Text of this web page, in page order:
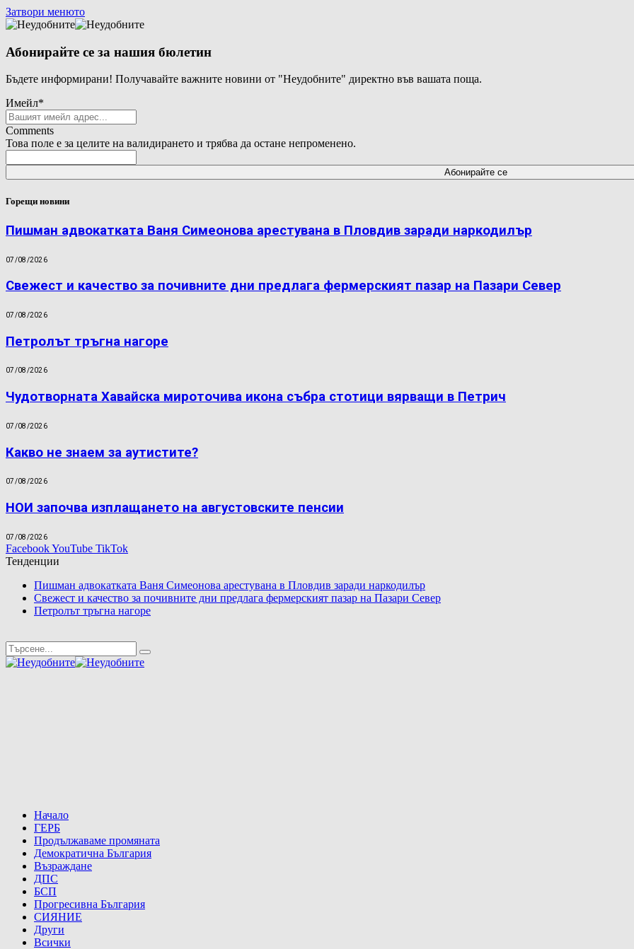
Затвори менюто
Абонирайте се за нашия бюлетин
Бъдете информирани! Получавайте важните новини от "Неудобните" директно във вашата поща.
Имейл*
Comments
Това поле е за целите на валидирането и трябва да остане непроменено.
Горещи новини
Пишман адвокатката Ваня Симеонова арестувана в Пловдив заради наркодилър
07/08/2026
Свежест и качество за почивните дни предлага фермерският пазар на Пазари Север
07/08/2026
Петролът тръгна нагоре
07/08/2026
Чудотворната Хавайска мироточива икона събра стотици вярващи в Петрич
07/08/2026
Какво не знаем за аутистите?
07/08/2026
НОИ започва изплащането на августовските пенсии
07/08/2026
FacebookYouTube TikTok
Тенденции
Пишман адвокатката Ваня Симеонова арестувана в Пловдив заради наркодилър
Свежест и качество за почивните дни предлага фермерският пазар на Пазари Север
Петролът тръгна нагоре
Начало
ГЕРБ
Продължаваме промяната
Демократична България
Възраждане
ДПС
БСП
Прогресивна България
СИЯНИЕ
Други
Всички